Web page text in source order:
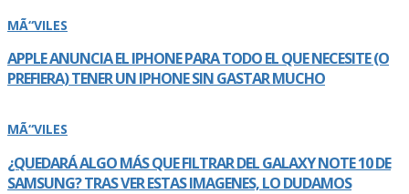
MÃ“VILES
APPLE ANUNCIA EL IPHONE PARA TODO EL QUE NECESITE (O
PREFIERA) TENER UN IPHONE SIN GASTAR MUCHO
MÃ“VILES
¿QUEDARÁ ALGO MÁS QUE FILTRAR DEL GALAXY NOTE 10 DE
SAMSUNG? TRAS VER ESTAS IMAGENES, LO DUDAMOS